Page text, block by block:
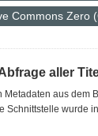
Commons Zero
aller
aus dem
Schnittstelle wurde